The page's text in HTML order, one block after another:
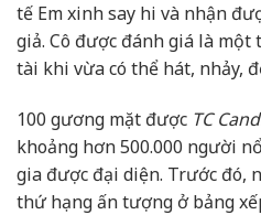
tế Em xinh say hi và nhận
giả. Cô được đánh giá là
tài khi vừa có thể hát, nhảy,
100 gương mặt được TC
khoảng hơn 500.000 người
gia được đại diện. Trước đó,
thứ hạng ấn tượng ở bảng